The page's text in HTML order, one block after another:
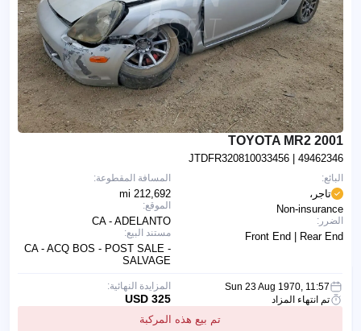
2001 TOYOTA MR2
JTDFR320810033456 | 49462346
المسافة المقطوعة:
212,692 mi
الموقع:
CA - ADELANTO
مستند البيع:
CA - ACQ BOS - POST SALE -
SALVAGE
البائع:
تاجر،
Non-insurance
الضرر:
Front End | Rear End
Sun 23 Aug 1970, 11:57
تم انتهاء المزاد
تم بيع هذه المركبة
المزايدة النهائية:
325 USD